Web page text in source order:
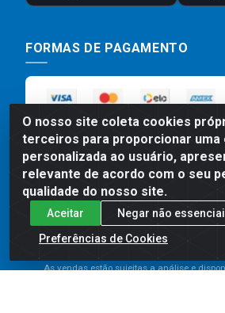
O nosso site coleta cookies
terceiros para proporcionar uma
personalizada ao usuário,
relevante de acordo com o seu
qualidade do nosso site.
Aceitar
Negar não
Preferências de Cookies
FORMAS DE PAGAMENTO
Preços, promoções, condições de
para compras realizadas exclusivamente
divergência de preço de um produto, será
As vendas estão sujeitas a análise e